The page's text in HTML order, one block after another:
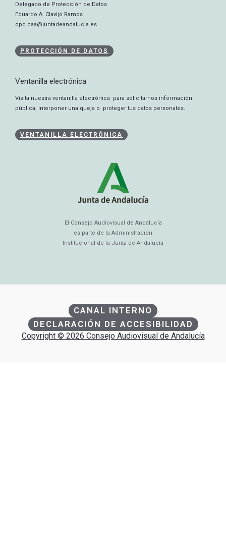
Delegado de Protección de Datos
Eduardo A. Clavijo Ramos
dpd.caa@juntadeandalucia.es
PROTECCIÓN DE DATOS
Ventanilla electrónica
Visita nuestra ventanilla electrónica para solicitarnos información
pública, interponer una queja o proteger tus datos personales.
VENTANILLA ELECTRÓNICA
El Consejo Audiovisual de Andalucía
es parte de la Administración
Institucional de la Junta de Andalucía
CANAL INTERNO
DECLARACIÓN DE ACCESIBILIDAD
Copyright © 2026 Consejo Audiovisual de Andalucía